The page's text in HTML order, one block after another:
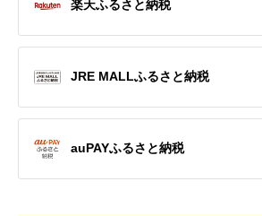
楽天ふるさと納税
JRE MALLふるさと納税
auPAYふるさと納税